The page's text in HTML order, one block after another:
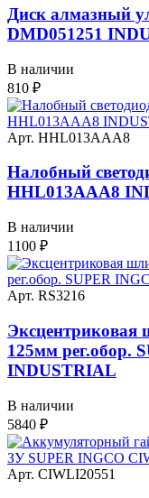
Диск алмазный
DMD051251
В наличии
810 ₽
Арт. HHL013AAA8
Налобный
HHL013AAA8
В наличии
1100 ₽
Арт. RS3216
125мм рег.обор.
INDUSTRIAL
В наличии
5840 ₽
Арт. CIWLI20551